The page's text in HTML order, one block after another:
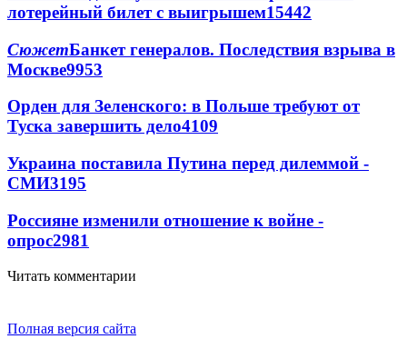
лотерейный билет с выигрышем15442
СюжетБанкет генералов. Последствия взрыва в
Москве9953
Орден для Зеленского: в Польше требуют от
Туска завершить дело4109
Украина поставила Путина перед дилеммой -
СМИ3195
Россияне изменили отношение к войне -
опрос2981
Читать комментарии
Полная версия сайта